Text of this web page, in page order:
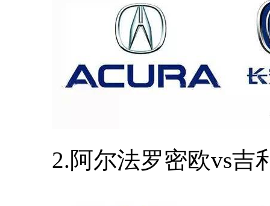
2.阿尔法罗密欧vs吉